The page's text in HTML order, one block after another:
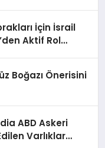
İçin İsrail
Aktif Rol
Boğazı Önerisini
ABD Askeri
Varlıklar